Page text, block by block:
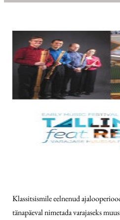
Klassitsismile eelnenud
tänapäeval nimetada varajaseks